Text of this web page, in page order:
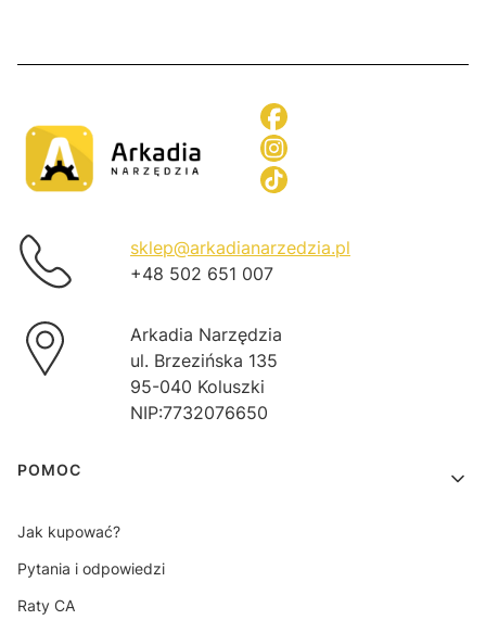
sklep@arkadianarzedzia.pl
+48 502 651 007
Arkadia Narzędzia
ul. Brzezińska 135
95-040 Koluszki
NIP:7732076650
Linki w stopce
POMOC
Jak kupować?
Pytania i odpowiedzi
Raty CA